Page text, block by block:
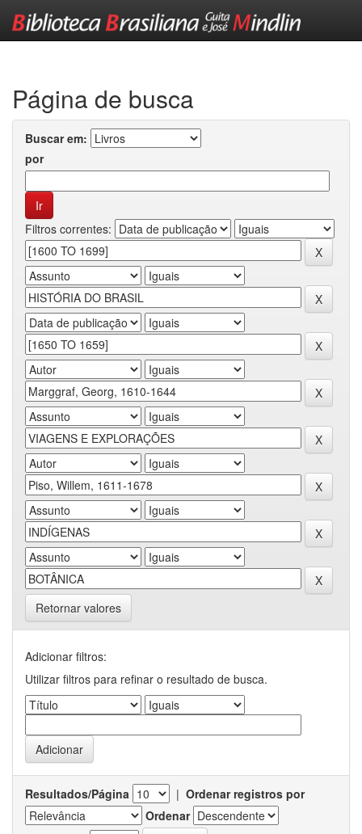
Página de busca
Buscar em:
por
Filtros correntes:
Retornar valores
Adicionar filtros:
Utilizar filtros para refinar o resultado de busca.
Resultados/Página | Ordenar registros por
Ordenar